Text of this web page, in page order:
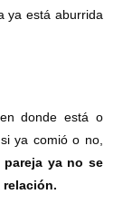
ya está aburrida
donde está o
ya comió o no,
pareja ya no se